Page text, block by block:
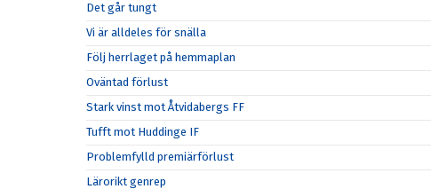
Det går tungt
Vi är alldeles för snälla
Följ herrlaget på hemmaplan
Oväntad förlust
Stark vinst mot Åtvidabergs FF
Tufft mot Huddinge IF
Problemfylld premiärförlust
Lärorikt genrep